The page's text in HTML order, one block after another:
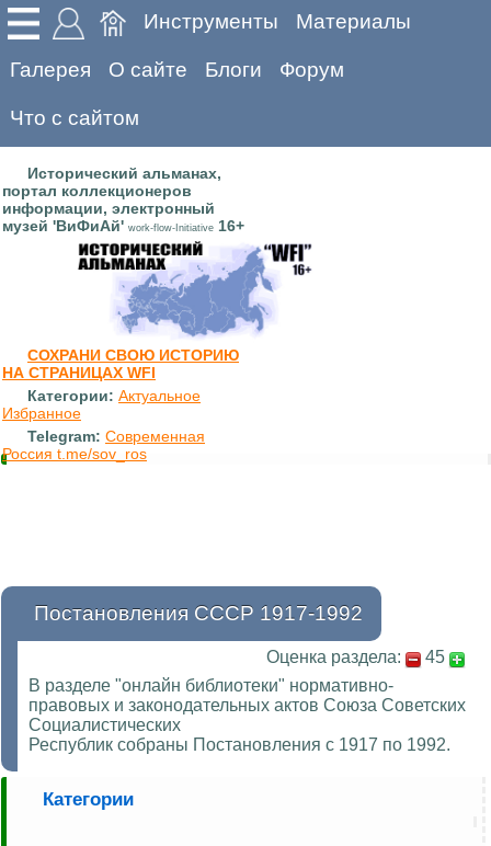
Инструменты Материалы
Галерея О сайте Блоги Форум
Что с сайтом
Исторический альманах,
портал коллекционеров
информации, электронный
музей 'ВиФиАй' work-flow-Initiative 16+
СОХРАНИ СВОЮ ИСТОРИЮ
НА СТРАНИЦАХ WFI
Категории: Актуальное
Избранное
Telegram: Современная
Россия t.me/sov_ros
Постановления СССР 1917-1992
Оценка раздела:
45
В разделе "онлайн библиотеки" нормативно-
правовых и законодательных актов Союза Советских
Социалистических
Республик собраны Постановления с 1917 по 1992.
Категории